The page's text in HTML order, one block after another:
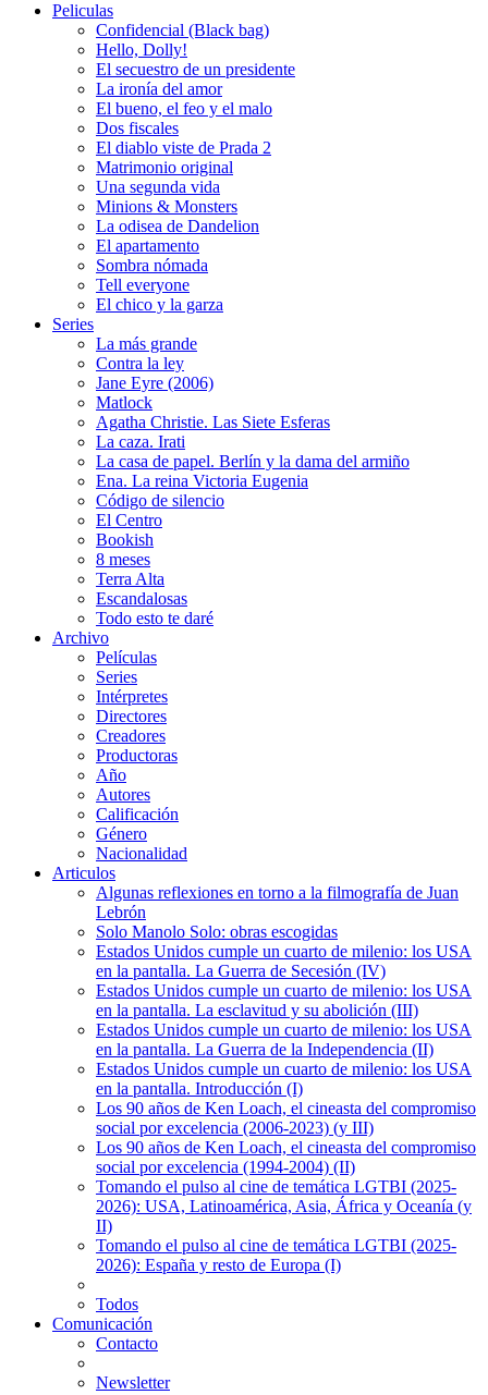
Peliculas
Confidencial (Black bag)
Hello, Dolly!
El secuestro de un presidente
La ironía del amor
El bueno, el feo y el malo
Dos fiscales
El diablo viste de Prada 2
Matrimonio original
Una segunda vida
Minions & Monsters
La odisea de Dandelion
El apartamento
Sombra nómada
Tell everyone
El chico y la garza
Series
La más grande
Contra la ley
Jane Eyre (2006)
Matlock
Agatha Christie. Las Siete Esferas
La caza. Irati
La casa de papel. Berlín y la dama del armiño
Ena. La reina Victoria Eugenia
Código de silencio
El Centro
Bookish
8 meses
Terra Alta
Escandalosas
Todo esto te daré
Archivo
Películas
Series
Intérpretes
Directores
Creadores
Productoras
Año
Autores
Calificación
Género
Nacionalidad
Articulos
Algunas reflexiones en torno a la filmografía de Juan
Lebrón
Solo Manolo Solo: obras escogidas
Estados Unidos cumple un cuarto de milenio: los USA
en la pantalla. La Guerra de Secesión (IV)
Estados Unidos cumple un cuarto de milenio: los USA
en la pantalla. La esclavitud y su abolición (III)
Estados Unidos cumple un cuarto de milenio: los USA
en la pantalla. La Guerra de la Independencia (II)
Estados Unidos cumple un cuarto de milenio: los USA
en la pantalla. Introducción (I)
Los 90 años de Ken Loach, el cineasta del compromiso
social por excelencia (2006-2023) (y III)
Los 90 años de Ken Loach, el cineasta del compromiso
social por excelencia (1994-2004) (II)
Tomando el pulso al cine de temática LGTBI (2025-
2026): USA, Latinoamérica, Asia, África y Oceanía (y
II)
Tomando el pulso al cine de temática LGTBI (2025-
2026): España y resto de Europa (I)
Todos
Comunicación
Contacto
Newsletter